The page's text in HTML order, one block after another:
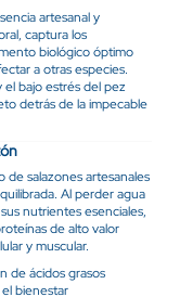
artesanal y
captura los
biológico óptimo
a otras especies.
bajo estrés del pez
detrás de la impecable
de salazones artesanales
Al perder agua
nutrientes esenciales,
de alto valor
y muscular.
de ácidos grasos
el bienestar